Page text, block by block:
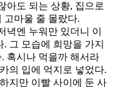
아도 되는 상황, 집으로
고마울 줄 몰랐다.
녁엔 누워만 있더니 이
그 모습에 희망을 가지
혹시나 먹을까 해서라
의 입에 억지로 넣었다.
지만 이빨 사이에 둔 사